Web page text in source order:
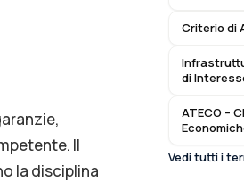
Il
la disciplina
Criterio di
di
ATECO –
Vedi tutti i